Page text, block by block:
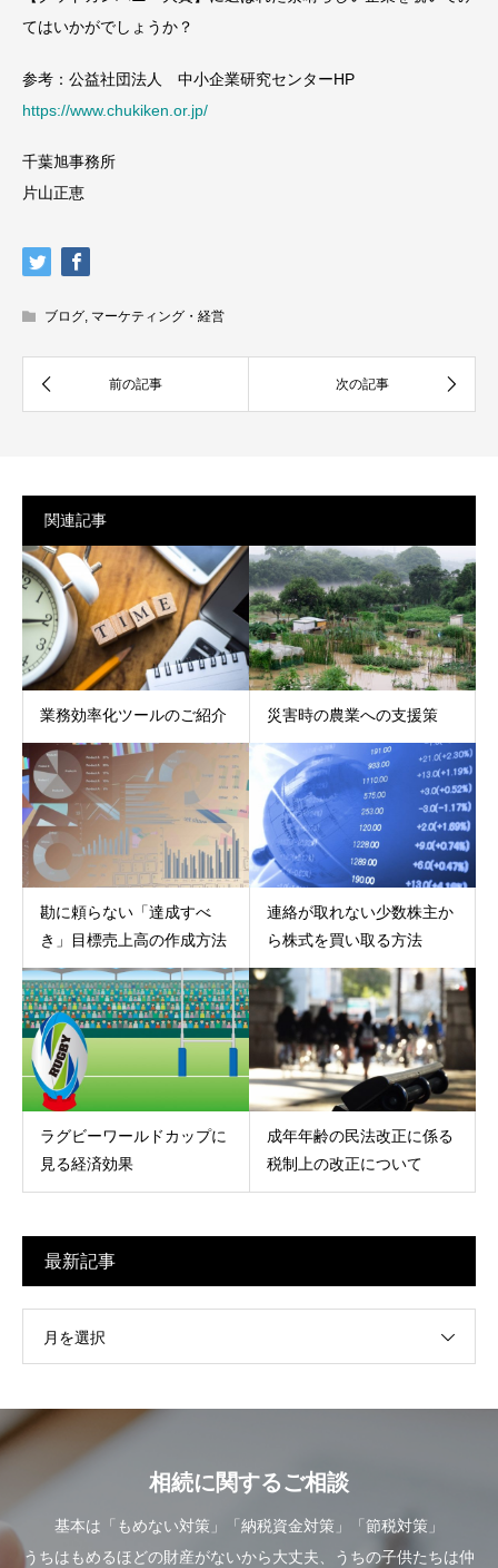
てはいかがでしょうか？
参考：公益社団法人 中小企業研究センターHP
https://www.chukiken.or.jp/
千葉旭事務所
片山正恵
ブログ, マーケティング・経営
関連記事
業務効率化ツールのご紹介 災害時の農業への支援策
勘に頼らない「達成すべ
き」目標売上高の作成方法
連絡が取れない少数株主か
ら株式を買い取る方法
ラグビーワールドカップに
見る経済効果
成年年齢の民法改正に係る
税制上の改正について
最新記事
月を選択
相続に関するご相談
基本は「もめない対策」「納税資金対策」「節税対策」
うちはもめるほどの財産がないから大丈夫、うちの子供たちは仲